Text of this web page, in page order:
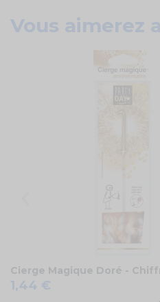
Vous aimerez
Cierge Magique Doré -
1,44 €